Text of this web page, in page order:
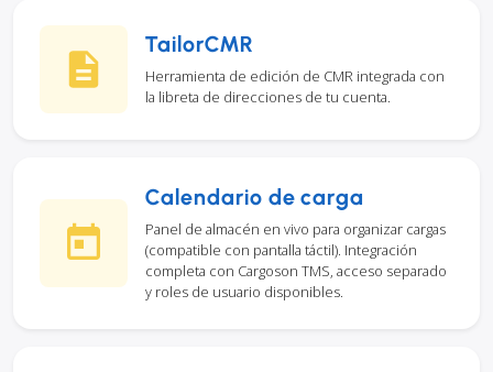
TailorCMR
Herramienta de edición de CMR integrada con
la libreta de direcciones de tu cuenta.
Calendario de carga
Panel de almacén en vivo para organizar cargas
(compatible con pantalla táctil). Integración
completa con Cargoson TMS, acceso separado
y roles de usuario disponibles.